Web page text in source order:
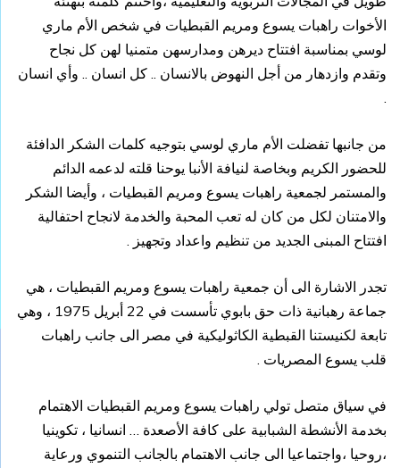
الأخوات راهبات يسوع ومريم القبطيات في شخص الأم ماري
لوسي بمناسبة افتتاح ديرهن ومدارسهن متمنيا لهن كل نجاح
وتقدم وازدهار من أجل النهوض بالانسان .. كل انسان .. وأي انسان
.
من جانبها تفضلت الأم ماري لوسي بتوجيه كلمات الشكر الدافئة
للحضور الكريم وبخاصة لنيافة الأنبا يوحنا قلته لدعمه الدائم
والمستمر لجمعية راهبات يسوع ومريم القبطيات ، وأيضا الشكر
والامتنان لكل من كان له تعب المحبة والخدمة لانجاح احتفالية
افتتاح المبنى الجديد من تنظيم واعداد وتجهيز .
تجدر الاشارة الى أن جمعية راهبات يسوع ومريم القبطيات ، هي
جماعة رهبانية ذات حق بابوي تأسست في 22 أبريل 1975 ، وهي
تابعة لكنيستنا القبطية الكاثوليكية في مصر الى جانب راهبات
قلب يسوع المصريات .
في سياق متصل تولي راهبات يسوع ومريم القبطيات الاهتمام
بخدمة الأنشطة الشبابية على كافة الأصعدة … انسانيا ، تكوينيا
،روحيا ،واجتماعيا الى جانب الاهتمام بالجانب التنموي ورعاية